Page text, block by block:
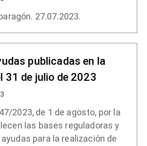
27.07.2023.
publicadas en la
31 de julio de 2023
2023, de 1 de agosto, por la
las bases reguladoras y
para la realización de